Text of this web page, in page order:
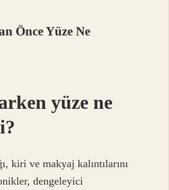
Önce Yüze Ne
yüze ne
kiri ve makyaj kalıntılarını
dengeleyici